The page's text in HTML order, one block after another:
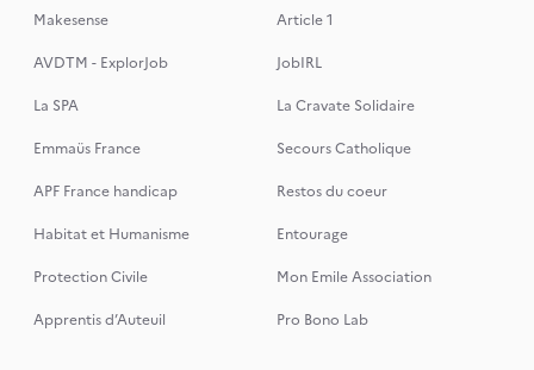
Makesense
Article 1
AVDTM - ExplorJob
JobIRL
La SPA
La Cravate Solidaire
Emmaüs France
Secours Catholique
APF France handicap
Restos du coeur
Habitat et Humanisme
Entourage
Protection Civile
Mon Emile Association
Apprentis d’Auteuil
Pro Bono Lab